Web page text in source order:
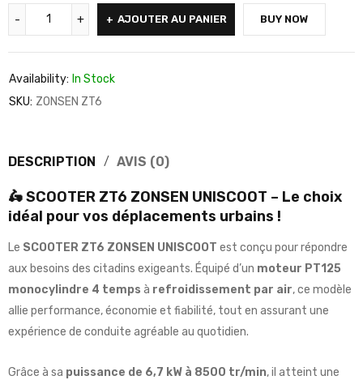
AJOUTER AU PANIER BUY NOW
Availability: In Stock
SKU: ZONSEN ZT6
DESCRIPTION AVIS (0)
🛵 SCOOTER ZT6 ZONSEN UNISCOOT – Le choix
idéal pour vos déplacements urbains !
Le SCOOTER ZT6 ZONSEN UNISCOOT est conçu pour répondre
aux besoins des citadins exigeants. Équipé d’un moteur PT125
monocylindre 4 temps à refroidissement par air, ce modèle
allie performance, économie et fiabilité, tout en assurant une
expérience de conduite agréable au quotidien.
Grâce à sa puissance de 6,7 kW à 8500 tr/min, il atteint une